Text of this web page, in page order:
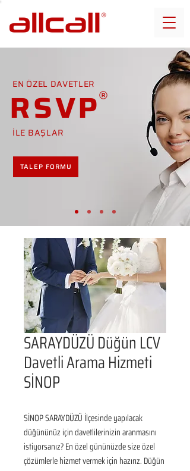
EN ÖZEL DAVETLER
RSVP
İLE BAŞLAR
TALEP FORMU
SARAYDÜZÜ Düğün LCV
Davetli Arama Hizmeti
SİNOP
SİNOP SARAYDÜZÜ İlçesinde yapılacak
düğününüz için davetlilerinizin aranmasını
istiyorsanız? En özel gününüzde size özel
çözümlerle hizmet vermek için hazırız. Düğün